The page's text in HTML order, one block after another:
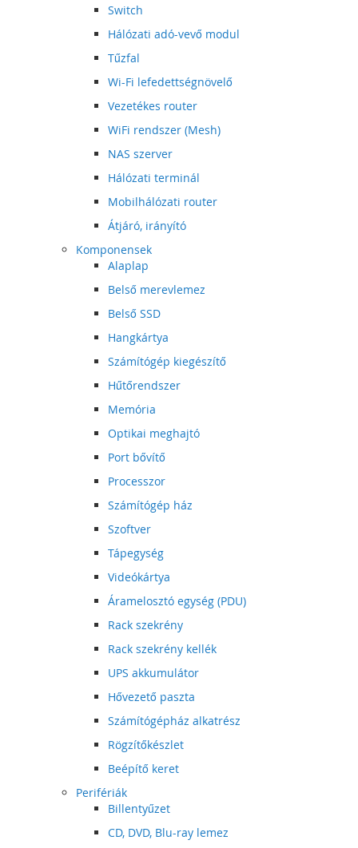
Switch
Hálózati adó-vevő modul
Tűzfal
Wi-Fi lefedettségnövelő
Vezetékes router
WiFi rendszer (Mesh)
NAS szerver
Hálózati terminál
Mobilhálózati router
Átjáró, irányító
Komponensek
Alaplap
Belső merevlemez
Belső SSD
Hangkártya
Számítógép kiegészítő
Hűtőrendszer
Memória
Optikai meghajtó
Port bővítő
Processzor
Számítógép ház
Szoftver
Tápegység
Videókártya
Áramelosztó egység (PDU)
Rack szekrény
Rack szekrény kellék
UPS akkumulátor
Hővezető paszta
Számítógépház alkatrész
Rögzítőkészlet
Beépítő keret
Perifériák
Billentyűzet
CD, DVD, Blu-ray lemez